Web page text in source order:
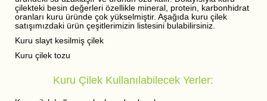
çilekteki besin değerleri özellikle mineral, protein, karbonhidrat
oranları kuru üründe çok yükselmiştir. Aşağıda kuru çilek
satışımızdaki ürün çeşitlerimizin listesini bulabilirsiniz.
Kuru slayt kesilmiş çilek
Kuru çilek tozu
Kuru Çilek Kullanılabilecek Yerler: